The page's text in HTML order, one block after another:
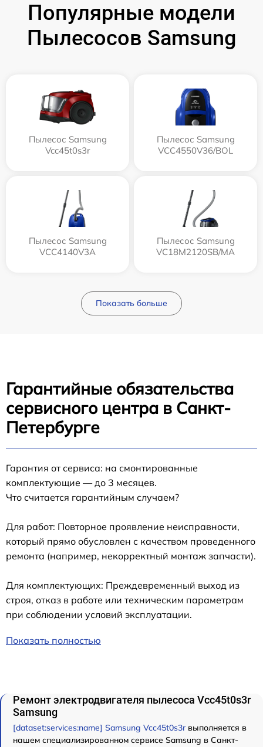
Популярные модели
Пылесосов Samsung
Пылесос Samsung
Vcc45t0s3r
Пылесос Samsung
VCC4550V36/BOL
Пылесос Samsung
VCC4140V3A
Пылесос Samsung
VC18M2120SB/MA
Показать больше
Гарантийные обязательства
сервисного центра в Санкт-
Петербурге
Гарантия от сервиса: на смонтированные
комплектующие — до 3 месяцев.
Что считается гарантийным случаем?
Для работ: Повторное проявление неисправности,
который прямо обусловлен с качеством проведенного
ремонта (например, некорректный монтаж запчасти).
Для комплектующих: Преждевременный выход из
строя, отказ в работе или техническим параметрам
при соблюдении условий эксплуатации.
Показать полностью
Ремонт электродвигателя пылесоса Vcc45t0s3r
Samsung
[dataset:services:name] Samsung Vcc45t0s3rвыполняется в
нашем специализированном сервисе Samsung в Санкт-